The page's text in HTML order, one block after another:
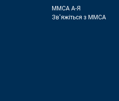
ММСА A-Я
Зв'яжіться з MMСА